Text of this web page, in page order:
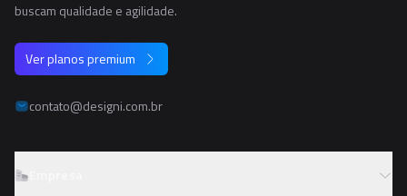
buscam qualidade e agilidade.
Ver planos premium
contato@designi.com.br